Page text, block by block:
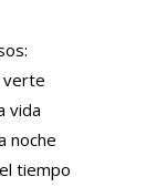
verte
vida
noche
tiempo